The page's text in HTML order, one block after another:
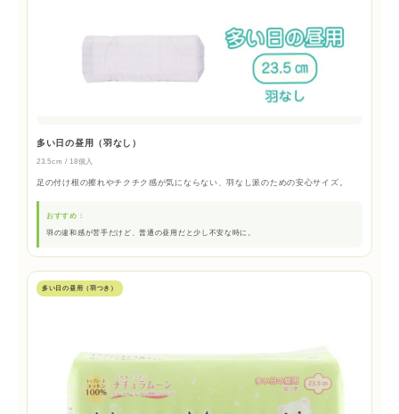
多い日の昼用（羽なし）
23.5cm / 18個入
足の付け根の擦れやチクチク感が気にならない、羽なし派のための安心サイズ。
おすすめ：
羽の違和感が苦手だけど、普通の昼用だと少し不安な時に。
多い日の昼用（羽つき）